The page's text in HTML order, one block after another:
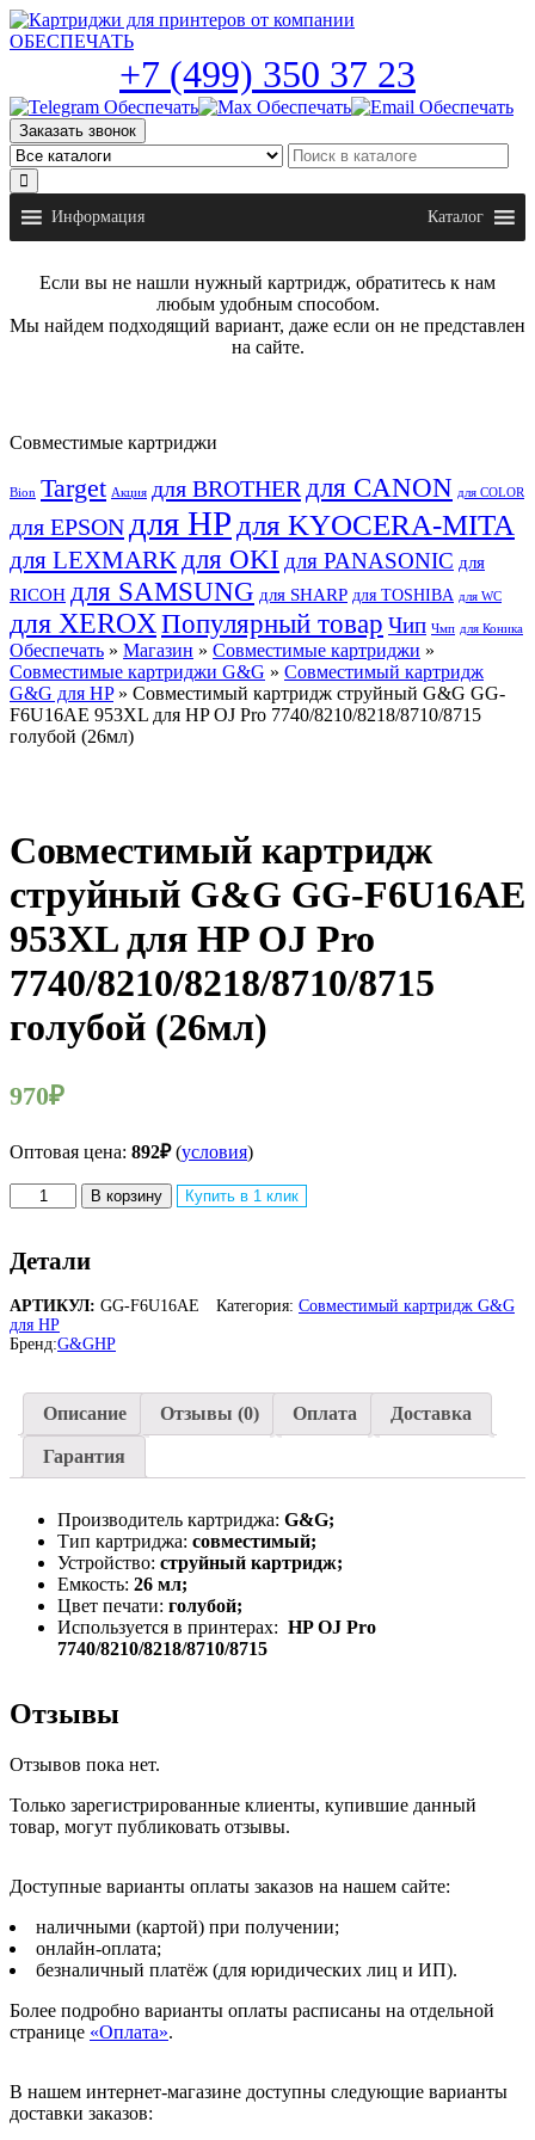
Skip
to
+7 (499) 350 37 23
Заказать звонок
Информация Каталог
Если вы не нашли нужный картридж, обратитесь к нам
любым удобным способом.
Мы найдем подходящий вариант, даже если он не представлен
на сайте.
Совместимые картриджи
Bion Target Акция для BROTHER для CANON для COLOR
для EPSON для HP для KYOCERA-MITA
для LEXMARK для OKI для PANASONIC для
RICOH для SAMSUNG для SHARP для TOSHIBA для WC
для XEROX Популярный товар Чип Чмп для Коника
Обеспечать » Магазин » Совместимые картриджи »
Совместимые картриджи G&G » Совместимый картридж
G&G для HP» Совместимый картридж струйный G&G GG-
F6U16AE 953XL для HP OJ Pro 7740/8210/8218/8710/8715
голубой (26мл)
Совместимый картридж
струйный G&G GG-F6U16AE
953XL для HP OJ Pro
7740/8210/8218/8710/8715
голубой (26мл)
970₽
Оптовая цена: 892₽(условия)
Количество
товара
картридж
струйный
G&G
GG-
F6U16AE
OJ
7740/8210/8218/8710/8715
(26мл)
В корзину Купить в 1 клик
Детали
АРТИКУЛ: GG-F6U16AE Категория: Совместимый картридж G&G
для HP
Бренд:G&GHP
Описание Отзывы (0) Оплата Доставка
Гарантия
Производитель картриджа: G&G;
Тип картриджа: совместимый;
Устройство: струйный картридж;
Емкость: 26 мл;
Цвет печати: голубой;
Используется в принтерах: HP OJ Pro
7740/8210/8218/8710/8715
Отзывы
Отзывов пока нет.
Только зарегистрированные клиенты, купившие данный
товар, могут публиковать отзывы.
Доступные варианты оплаты заказов на нашем сайте:
наличными (картой) при получении;
онлайн-оплата;
безналичный платёж (для юридических лиц и ИП).
Более подробно варианты оплаты расписаны на отдельной
странице «Оплата».
В нашем интернет-магазине доступны следующие варианты
доставки заказов: